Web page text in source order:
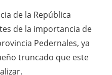
de la República
de la importancia de
Pedernales, ya
truncado que este